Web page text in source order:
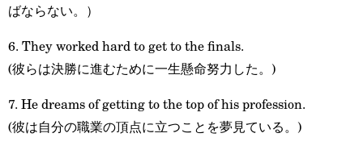
ばならない。）
6. They worked hard to get to the finals.
(彼らは決勝に進むために一生懸命努力した。)
7. He dreams of getting to the top of his profession.
(彼は自分の職業の頂点に立つことを夢見ている。)